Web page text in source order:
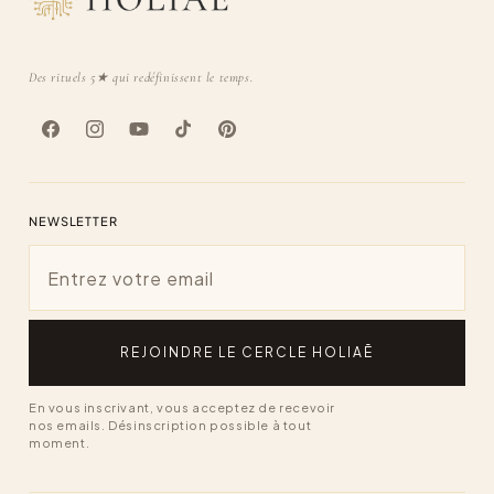
Des rituels 5★ qui redéfinissent le temps.
Facebook
InstagramYouTubeTikTokPinterest
NEWSLETTER
REJOINDRE LE CERCLE HOLIAĒ
En vous inscrivant, vous acceptez de recevoir
nos emails. Désinscription possible à tout
moment.